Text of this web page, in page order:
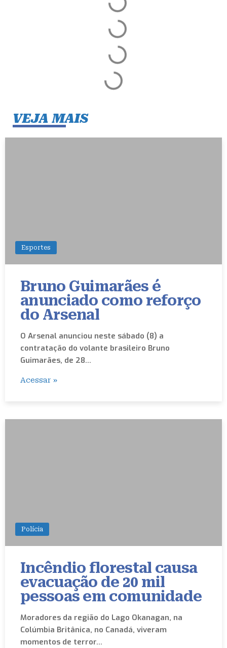
VEJA MAIS
Esportes
Bruno Guimarães é
anunciado como reforço
do Arsenal
O Arsenal anunciou neste sábado (8) a
contratação do volante brasileiro Bruno
Guimarães, de 28…
Acessar »
Polícia
Incêndio florestal causa
evacuação de 20 mil
pessoas em comunidade
Moradores da região do Lago Okanagan, na
Colúmbia Britânica, no Canadá, viveram
momentos de terror…